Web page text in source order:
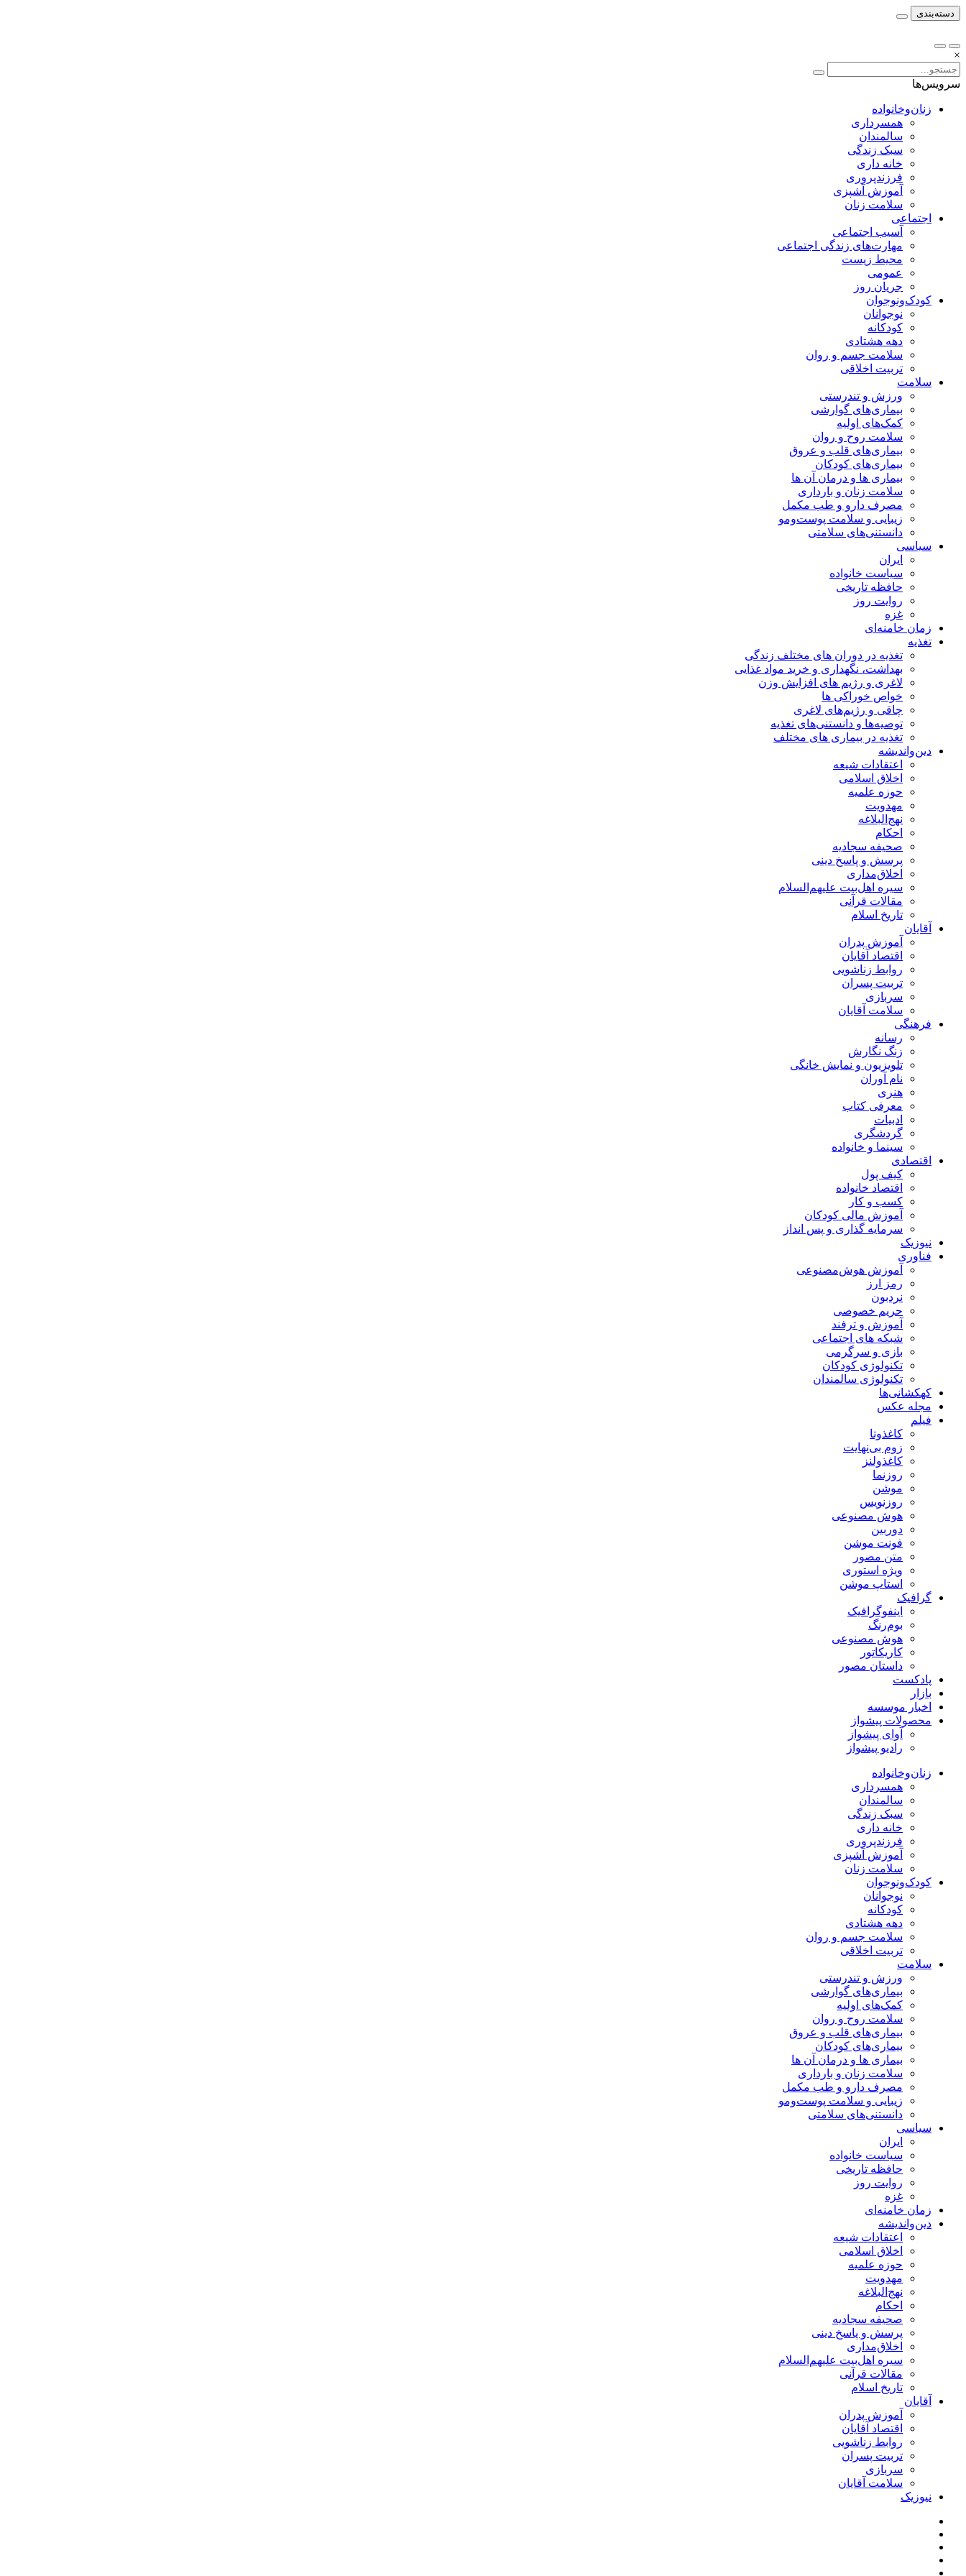
دسته‌بندی
×
سرویس‌ها
زنان‌وخانواده
همسرداری
سالمندان
سبک زندگی
خانه داری
فرزندپروری
آموزش آشپزی
سلامت زنان
اجتماعی
آسیب اجتماعی
مهارت‌های زندگی اجتماعی
محیط زیست
عمومی
جریان روز
کودک‌ونوجوان
نوجوانان
کودکانه
دهه هشتادی
سلامت جسم و روان
تربیت اخلاقی
سلامت
ورزش و تندرستی
بیماری‌های گوارشی
کمک‌های اولیه
سلامت روح و روان
بیماری‌های قلب و عروق
بیماری‌های کودکان
بیماری ها و درمان آن ها
سلامت زنان و بارداری
مصرف دارو و طب مکمل
زیبایی و سلامت پوست‌ومو
دانستنی‌های سلامتی
سیاسی
ایران
سیاست خانواده
حافظه تاریخی
روایت روز
غزه
زمان خامنه‌ای
تغذیه
تغذیه در دوران های مختلف زندگی
بهداشت، نگهداری و خرید مواد غذایی
لاغری و رژیم های افزایش وزن
خواص خوراكی ها
چاقی و رژیم‌های لاغری
توصیه‌ها و دانستنی‌های تغذیه
تغذیه در بیماری های مختلف
دین‌واندیشه
اعتقادات شیعه
اخلاق اسلامی
حوزه علمیه
مهدویت
نهج‌البلاغه
احکام
صحیفه سجادیه
پرسش و پاسخ دینی
اخلاق‌مداری
سیره اهل‌بیت علیهم‌السلام
مقالات قرآنی
تاریخ اسلام
آقایان
آموزش پدران
اقتصاد آقایان
روابط زناشویی
تربیت پسران
سربازی
سلامت آقایان
فرهنگی
رسانه
زنگ نگارش
تلویزیون و نمایش خانگی
نام آوران
هنری
معرفی کتاب
ادبیات
گردشگری
سینما و خانواده
اقتصادی
کیف پول
اقتصاد خانواده
کسب و کار
آموزش مالی کودکان
سرمایه گذاری و پس انداز
نیوزیک
فناوری
آموزش هوش‌مصنوعی
رمز ارز
نردبون
حریم خصوصی
آموزش و ترفند
شبکه های اجتماعی
بازی و سرگرمی
تکنولوژی کودکان
تکنولوژی سالمندان
کهکشانی‌ها
مجله عکس
فیلم
کاغذوتا
زوم بی‌نهایت
کاغذولنز
روزنما
موشن
روزنویس
هوش مصنوعی
دوربین
فونت موشن
متن مصور
ویژه استوری
استاپ موشن
گرافیک
اینفوگرافیک
بوم‌رنگ
هوش مصنوعی
کاریکاتور
داستان مصور
پادکست
بازار
اخبار موسسه
محصولات پیشواز
آوای پیشواز
رادیو پیشواز
زنان‌وخانواده
همسرداری
سالمندان
سبک زندگی
خانه داری
فرزندپروری
آموزش آشپزی
سلامت زنان
کودک‌ونوجوان
نوجوانان
کودکانه
دهه هشتادی
سلامت جسم و روان
تربیت اخلاقی
سلامت
ورزش و تندرستی
بیماری‌های گوارشی
کمک‌های اولیه
سلامت روح و روان
بیماری‌های قلب و عروق
بیماری‌های کودکان
بیماری ها و درمان آن ها
سلامت زنان و بارداری
مصرف دارو و طب مکمل
زیبایی و سلامت پوست‌ومو
دانستنی‌های سلامتی
سیاسی
ایران
سیاست خانواده
حافظه تاریخی
روایت روز
غزه
زمان خامنه‌ای
دین‌واندیشه
اعتقادات شیعه
اخلاق اسلامی
حوزه علمیه
مهدویت
نهج‌البلاغه
احکام
صحیفه سجادیه
پرسش و پاسخ دینی
اخلاق‌مداری
سیره اهل‌بیت علیهم‌السلام
مقالات قرآنی
تاریخ اسلام
آقایان
آموزش پدران
اقتصاد آقایان
روابط زناشویی
تربیت پسران
سربازی
سلامت آقایان
نیوزیک